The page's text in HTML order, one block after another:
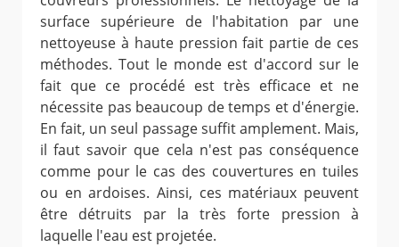
surface supérieure de l'habitation par une
nettoyeuse à haute pression fait partie de ces
méthodes. Tout le monde est d'accord sur le
fait que ce procédé est très efficace et ne
nécessite pas beaucoup de temps et d'énergie.
En fait, un seul passage suffit amplement. Mais,
il faut savoir que cela n'est pas conséquence
comme pour le cas des couvertures en tuiles
ou en ardoises. Ainsi, ces matériaux peuvent
être détruits par la très forte pression à
laquelle l'eau est projetée.